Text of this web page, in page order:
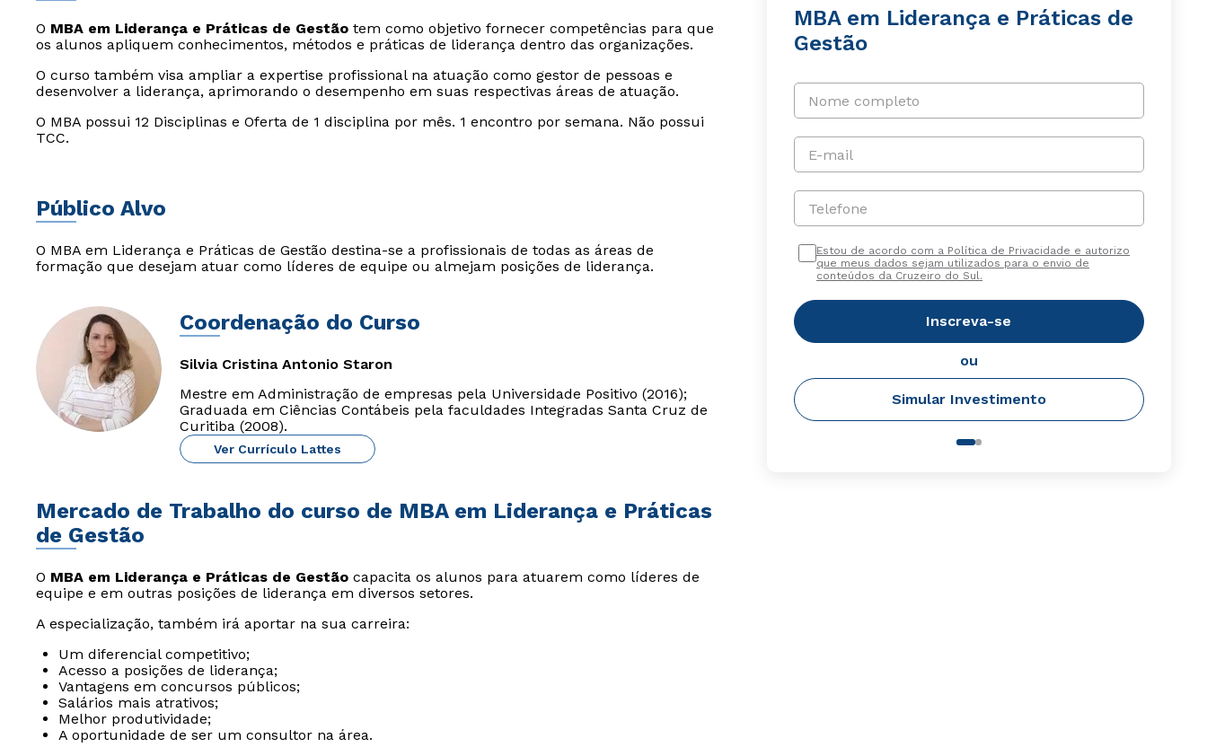
O MBA em Liderança e Práticas de Gestão tem como objetivo fornecer competências para que
os alunos apliquem conhecimentos, métodos e práticas de liderança dentro das organizações.
O curso também visa ampliar a expertise profissional na atuação como gestor de pessoas e
desenvolver a liderança, aprimorando o desempenho em suas respectivas áreas de atuação.
O MBA possui 12 Disciplinas e Oferta de 1 disciplina por mês. 1 encontro por semana. Não possui
TCC.
Público Alvo
O MBA em Liderança e Práticas de Gestão destina-se a profissionais de todas as áreas de
formação que desejam atuar como líderes de equipe ou almejam posições de liderança.
Coordenação do Curso
Silvia Cristina Antonio Staron
Mestre em Administração de empresas pela Universidade Positivo (2016);
Graduada em Ciências Contábeis pela faculdades Integradas Santa Cruz de
Curitiba (2008).
Ver Currículo Lattes
Mercado de Trabalho do curso de MBA em Liderança e Práticas
de Gestão
O MBA em Liderança e Práticas de Gestão capacita os alunos para atuarem como líderes de
equipe e em outras posições de liderança em diversos setores.
A especialização, também irá aportar na sua carreira:
Um diferencial competitivo;
Acesso a posições de liderança;
Vantagens em concursos públicos;
Salários mais atrativos;
Melhor produtividade;
A oportunidade de ser um consultor na área.
MBA em Liderança e Práticas de
Gestão
Nome completo
E-mail
Telefone
Estou de acordo com a Política de Privacidade e autorizo
que meus dados sejam utilizados para o envio de
conteúdos da Cruzeiro do Sul.
Inscreva-se
ou
Simular Investimento